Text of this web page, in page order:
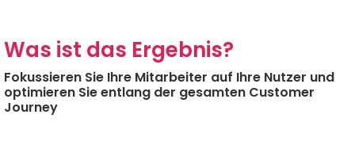
Was ist das Ergebnis?
Fokussieren Sie Ihre Mitarbeiter auf Ihre Nutzer und
optimieren Sie entlang der gesamten Customer
Journey